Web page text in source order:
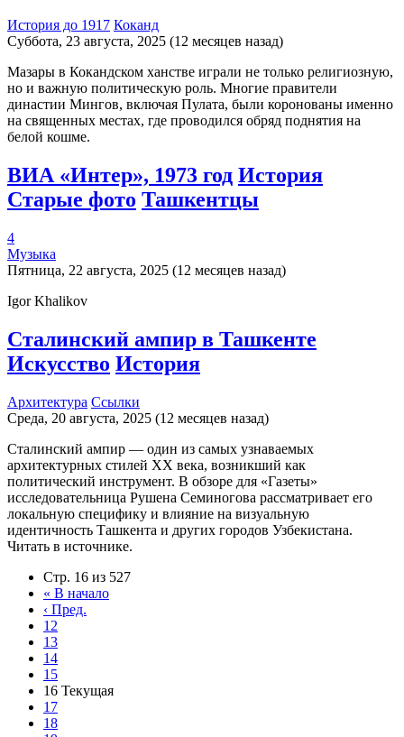
История до 1917 Коканд
Суббота, 23 августа, 2025 (12 месяцев назад)
Мазары в Кокандском ханстве играли не только религиозную,
но и важную политическую роль. Многие правители
династии Мингов, включая Пулата, были коронованы именно
на священных местах, где проводился обряд поднятия на
белой кошме.
ВИА «Интер», 1973 год История
Старые фото Ташкентцы
4
Музыка
Пятница, 22 августа, 2025 (12 месяцев назад)
Igor Khalikov
Сталинский ампир в Ташкенте
Искусство История
Архитектура Ссылки
Среда, 20 августа, 2025 (12 месяцев назад)
Сталинский ампир — один из самых узнаваемых
архитектурных стилей XX века, возникший как
политический инструмент. В обзоре для «Газеты»
исследовательница Рушена Семиногова рассматривает его
локальную специфику и влияние на визуальную
идентичность Ташкента и других городов Узбекистана.
Читать в источнике.
Стр. 16 из 527
« В начало
‹ Пред.
12
13
14
15
16 Текущая
17
18